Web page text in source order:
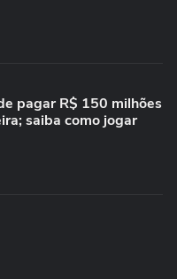
pagar R$ 150 milhões
saiba como jogar